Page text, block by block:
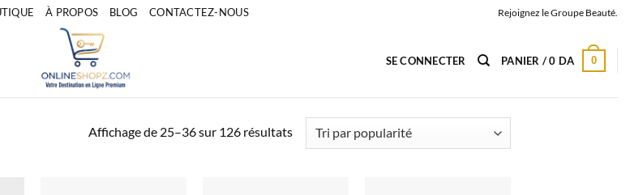
À PROPOS BLOG CONTACTEZ-NOUS Rejoignez le Groupe Beauté.
SE CONNECTER PANIER /0 DA 0
Affichage de 25–36 sur 126 résultatsTrié
par